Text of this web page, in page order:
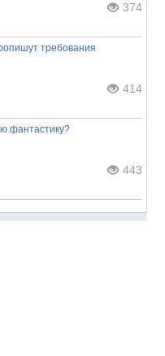
374
требования
414
фантастику?
443